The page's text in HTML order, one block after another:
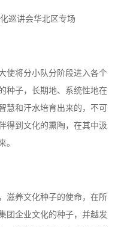
巡讲会华北区专场
使将分小队分阶段进入各个
种子，长期地、系统性地在
慧和汗水培育出来的，不可
得到文化的熏陶，在其中汲
。
滋养文化种子的使命，在所
团企业文化的种子，并越发